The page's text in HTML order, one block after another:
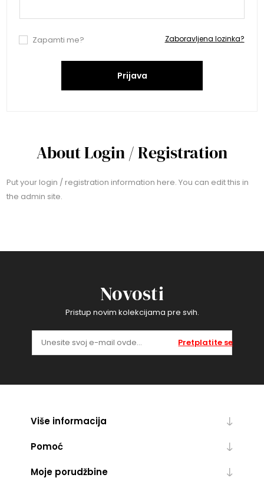
Zapamti me? Zaboravljena lozinka?
Prijava
About Login / Registration
Put your login / registration information here. You can edit this in
the admin site.
Novosti
Pristup novim kolekcijama pre svih.
Pretplatite se
Više informacija
Pomoć
Moje porudžbine